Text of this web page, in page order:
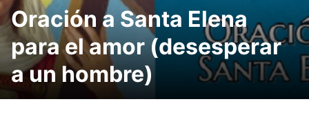
n
t
e
i
Oración a Santa Elena
para el amor (desesperar
a un hombre)